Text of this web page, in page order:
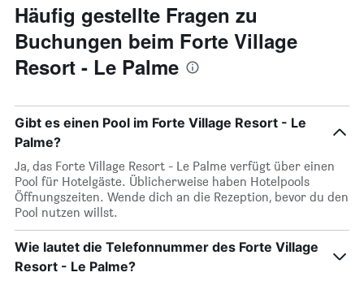
Häufig gestellte Fragen zu
Buchungen beim Forte Village
Resort - Le Palme
Gibt es einen Pool im Forte Village Resort - Le
Palme?
Ja, das Forte Village Resort - Le Palme verfügt über einen
Pool für Hotelgäste. Üblicherweise haben Hotelpools
Öffnungszeiten. Wende dich an die Rezeption, bevor du den
Pool nutzen willst.
Wie lautet die Telefonnummer des Forte Village
Resort - Le Palme?